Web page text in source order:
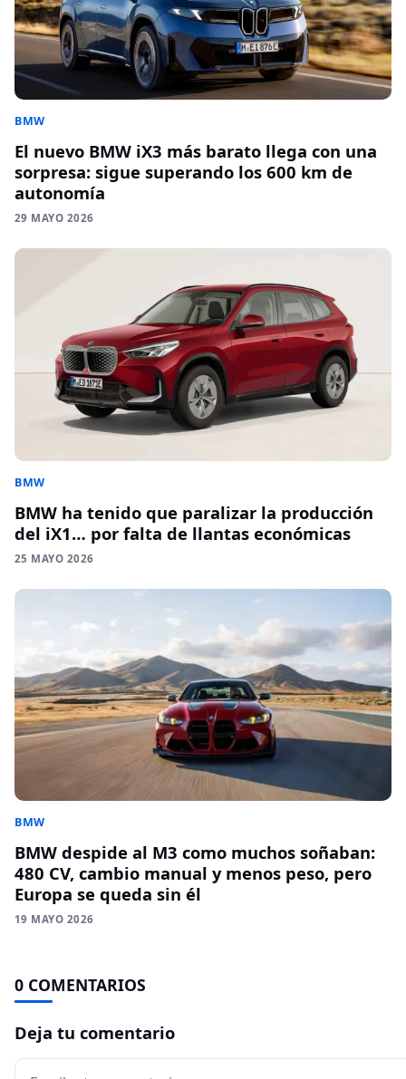
BMW
El nuevo BMW iX3 más barato llega con una
sorpresa: sigue superando los 600 km de
autonomía
29 MAYO 2026
BMW
BMW ha tenido que paralizar la producción
del iX1… por falta de llantas económicas
25 MAYO 2026
BMW
BMW despide al M3 como muchos soñaban:
480 CV, cambio manual y menos peso, pero
Europa se queda sin él
19 MAYO 2026
0 COMENTARIOS
Deja tu comentario
Comentario